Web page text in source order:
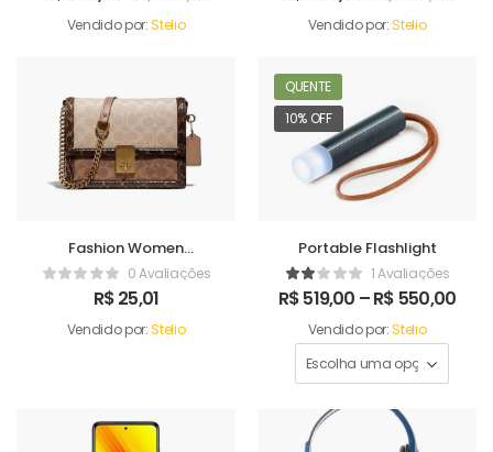
Vendido por:Stelio Vendido por:Stelio
Fashion Women
Handbag0 Avaliações
R$25,01
Vendido por:Stelio
QUENTE
10% OFF
Portable Flashlight
1 Avaliações
R$519,00 –R$ 550,00
Vendido por:Stelio